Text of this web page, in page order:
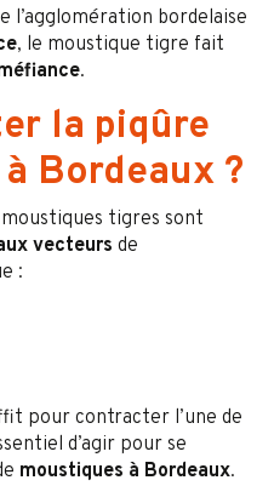
l’agglomération bordelaise
, le moustique tigre fait
.
la piqûre
Bordeaux ?
tigres sont
vecteurs de
:
pour contracter l’une de
d’agir pour se
moustiques à Bordeaux.